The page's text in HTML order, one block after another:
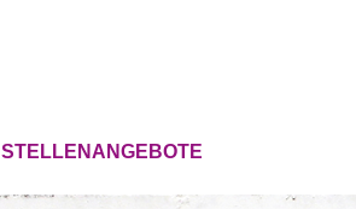
STELLENANGEBOTE